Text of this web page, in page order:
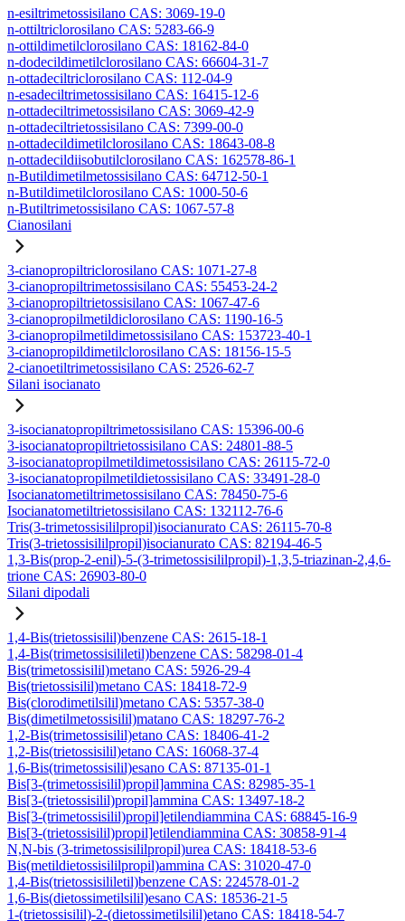
n-esiltrimetossisilano CAS: 3069-19-0
n-ottiltriclorosilano CAS: 5283-66-9
n-ottildimetilclorosilano CAS: 18162-84-0
n-dodecildimetilclorosilano CAS: 66604-31-7
n-ottadeciltriclorosilano CAS: 112-04-9
n-esadeciltrimetossisilano CAS: 16415-12-6
n-ottadeciltrimetossisilano CAS: 3069-42-9
n-ottadeciltrietossisilano CAS: 7399-00-0
n-ottadecildimetilclorosilano CAS: 18643-08-8
n-ottadecildiisobutilclorosilano CAS: 162578-86-1
n-Butildimetilmetossisilano CAS: 64712-50-1
n-Butildimetilclorosilano CAS: 1000-50-6
n-Butiltrimetossisilano CAS: 1067-57-8
Cianosilani
3-cianopropiltriclorosilano CAS: 1071-27-8
3-cianopropiltrimetossisilano CAS: 55453-24-2
3-cianopropiltrietossisilano CAS: 1067-47-6
3-cianopropilmetildiclorosilano CAS: 1190-16-5
3-cianopropilmetildimetossisilano CAS: 153723-40-1
3-cianopropildimetilclorosilano CAS: 18156-15-5
2-cianoetiltrimetossisilano CAS: 2526-62-7
Silani isocianato
3-isocianatopropiltrimetossisilano CAS: 15396-00-6
3-isocianatopropiltrietossisilano CAS: 24801-88-5
3-isocianatopropilmetildimetossisilano CAS: 26115-72-0
3-isocianatopropilmetildietossisilano CAS: 33491-28-0
Isocianatometiltrimetossisilano CAS: 78450-75-6
Isocianatometiltrietossisilano CAS: 132112-76-6
Tris(3-trimetossisililpropil)isocianurato CAS: 26115-70-8
Tris(3-trietossisililpropil)isocianurato CAS: 82194-46-5
1,3-Bis(prop-2-enil)-5-(3-trimetossisililpropil)-1,3,5-triazinan-2,4,6-
trione CAS: 26903-80-0
Silani dipodali
1,4-Bis(trietossisilil)benzene CAS: 2615-18-1
1,4-Bis(trimetossisililetil)benzene CAS: 58298-01-4
Bis(trimetossisilil)metano CAS: 5926-29-4
Bis(trietossisilil)metano CAS: 18418-72-9
Bis(clorodimetilsilil)metano CAS: 5357-38-0
Bis(dimetilmetossisilil)matano CAS: 18297-76-2
1,2-Bis(trimetossisilil)etano CAS: 18406-41-2
1,2-Bis(trietossisilil)etano CAS: 16068-37-4
1,6-Bis(trimetossisilil)esano CAS: 87135-01-1
Bis[3-(trimetossisilil)propil]ammina CAS: 82985-35-1
Bis[3-(trietossisilil)propil]ammina CAS: 13497-18-2
Bis[3-(trimetossisilil)propil]etilendiammina CAS: 68845-16-9
Bis[3-(trietossisilil)propil]etilendiammina CAS: 30858-91-4
N,N-bis (3-trimetossisililpropil)urea CAS: 18418-53-6
Bis(metildietossisililpropil)ammina CAS: 31020-47-0
1,4-Bis(trietossisililetil)benzene CAS: 224578-01-2
1,6-Bis(dietossimetilsilil)esano CAS: 18536-21-5
1-(trietossisilil)-2-(dietossimetilsilil)etano CAS: 18418-54-7